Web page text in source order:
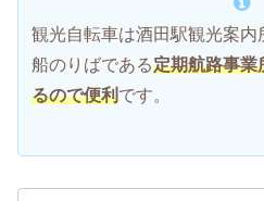
観光自転車は酒田駅観光案内
船のりばである定期航路事業
るので便利です。